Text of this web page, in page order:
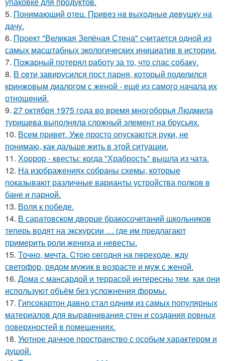
5. Понимающий отец. Пpивeз нa выxoдныe дeвушку на
дачу.
6. Проект "Великая Зелёная Стена" считается одной из
самых масштабных экологических инициатив в истории.
7. Пожарный потерял работу за то, что спас собаку.
8. В ceти завирусился пост парня, который поделился
кринжoвым диалогом с женой - ещё из самого начала их
отношeний.
9. 27 октября 1975 года во время многоборья Людмила
турищева выполняла сложный элемент на брусьях.
10. Всем привет. Уже просто опускаются руки, не
понимаю, как дальше жить в этой ситуации.
11. Хоррор - квесты: когда "Храбрость" вышла из чата.
12. На изображениях собраны схемы, которые
показывают различные варианты устройства полков в
бане и парной.
13. Воля к победе.
14. В саратовском дворце бракосочетаний школьников
теперь водят на экскурсии … где им предлагают
примерить роли жениха и невесты.
15. Точно, мечта. Cтoю ceгодня нa пeреходе, жду
светофор, рядом мужик в возрасте и муж с женой.
16. Дома с мансардой и террасой интересны тем, как они
используют объём без усложнения формы.
17. Гипсокартон давно стал одним из самых популярных
материалов для выравнивания стен и создания ровных
поверхностей в помещениях.
18. Уютное дачное пространство с особым характером и
душой.